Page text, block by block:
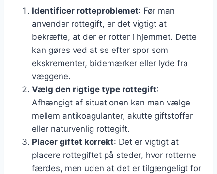
Identificer rotteproblemet: Før man
anvender rottegift, er det vigtigt at
bekræfte, at der er rotter i hjemmet. Dette
kan gøres ved at se efter spor som
ekskrementer, bidemærker eller lyde fra
væggene.
Vælg den rigtige type rottegift:
Afhængigt af situationen kan man vælge
mellem antikoagulanter, akutte giftstoffer
eller naturvenlig rottegift.
Placer giftet korrekt: Det er vigtigt at
placere rottegiftet på steder, hvor rotterne
færdes, men uden at det er tilgængeligt for